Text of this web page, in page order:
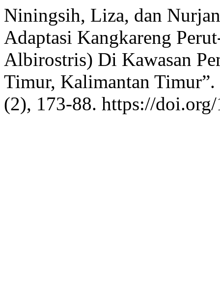
Niningsih, Liza, dan
Adaptasi Kangkareng
Albirostris) Di Kawasan
Timur, Kalimantan Timur”.
(2), 173-88. https://